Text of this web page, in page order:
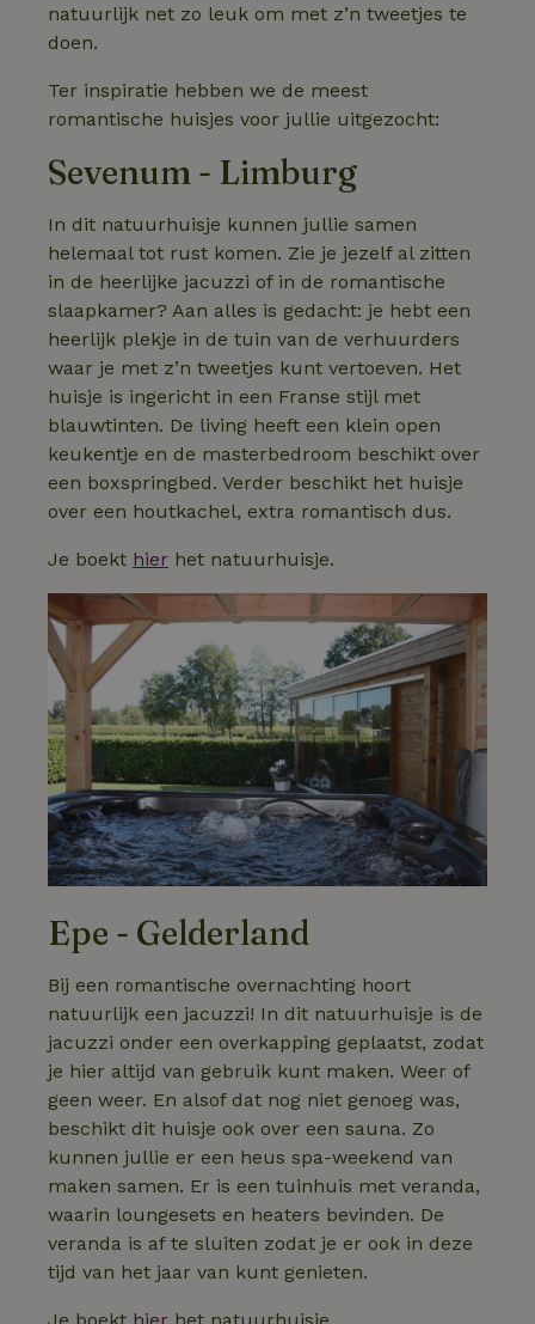
natuurlijk net zo leuk om met z’n tweetjes te
doen.
Ter inspiratie hebben we de meest
romantische huisjes voor jullie uitgezocht:
Sevenum - Limburg
In dit natuurhuisje kunnen jullie samen
helemaal tot rust komen. Zie je jezelf al zitten
in de heerlijke jacuzzi of in de romantische
slaapkamer? Aan alles is gedacht: je hebt een
heerlijk plekje in de tuin van de verhuurders
waar je met z’n tweetjes kunt vertoeven. Het
huisje is ingericht in een Franse stijl met
blauwtinten. De living heeft een klein open
keukentje en de masterbedroom beschikt over
een boxspringbed. Verder beschikt het huisje
over een houtkachel, extra romantisch dus.
Je boekt hier het natuurhuisje.
Epe - Gelderland
Bij een romantische overnachting hoort
natuurlijk een jacuzzi! In dit natuurhuisje is de
jacuzzi onder een overkapping geplaatst, zodat
je hier altijd van gebruik kunt maken. Weer of
geen weer. En alsof dat nog niet genoeg was,
beschikt dit huisje ook over een sauna. Zo
kunnen jullie er een heus spa-weekend van
maken samen. Er is een tuinhuis met veranda,
waarin loungesets en heaters bevinden. De
veranda is af te sluiten zodat je er ook in deze
tijd van het jaar van kunt genieten.